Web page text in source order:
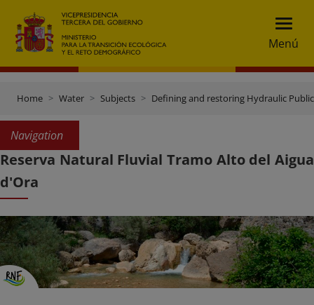
Menú
Home Water Subjects Defining and restoring Hydraulic
Navigation
Reserva Natural Fluvial Tramo Alto del Aigua
d'Ora